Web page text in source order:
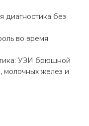
диагностика без
во время
УЗИ брюшной
молочных желез и